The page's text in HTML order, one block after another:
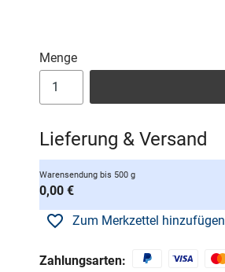
Menge
Lieferung & Versand
Warensendung bis 500 g
0,00 €
Zum Merkzettel hinzufügen
Zahlungsarten: